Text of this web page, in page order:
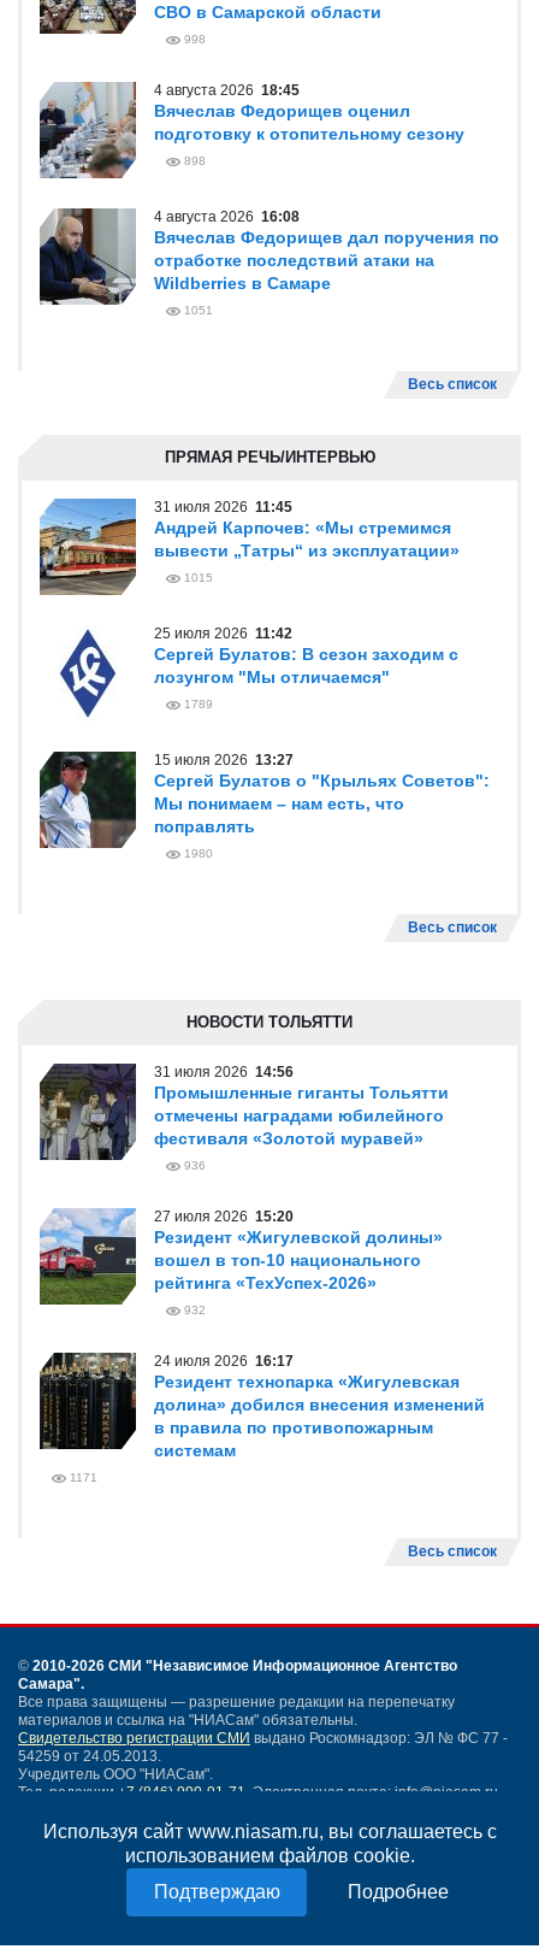
Используя сайт www.niasam.ru, вы соглашаетесь с
использованием файлов cookie.
Подробнее
СВО в Самарской области
998
4 августа 2026 18:45
Вячеслав Федорищев оценил
подготовку к отопительному сезону
898
4 августа 2026 16:08
Вячеслав Федорищев дал поручения по
отработке последствий атаки на
Wildberries в Самаре
1051
Весь список
ПРЯМАЯ РЕЧЬ/ИНТЕРВЬЮ
31 июля 2026 11:45
Андрей Карпочев: «Мы стремимся
вывести „Татры“ из эксплуатации»
1015
25 июля 2026 11:42
Сергей Булатов: В сезон заходим с
лозунгом "Мы отличаемся"
1789
15 июля 2026 13:27
Сергей Булатов о "Крыльях Советов":
Мы понимаем – нам есть, что
поправлять
1980
Весь список
НОВОСТИ ТОЛЬЯТТИ
31 июля 2026 14:56
Промышленные гиганты Тольятти
отмечены наградами юбилейного
фестиваля «Золотой муравей»
936
27 июля 2026 15:20
Резидент «Жигулевской долины»
вошел в топ-10 национального
рейтинга «ТехУспех-2026»
932
24 июля 2026 16:17
Резидент технопарка «Жигулевская
долина» добился внесения изменений
в правила по противопожарным
системам
1171
Весь список
© 2010-2026 СМИ "Независимое Информационное Агентство
Самара".
Все права защищены — разрешение редакции на перепечатку
материалов и ссылка на "НИАСам" обязательны.
Свидетельство регистрации СМИ выдано Роскомнадзор: ЭЛ № ФС 77 -
54259 от 24.05.2013.
Учредитель ООО "НИАСам".
Тел. редакции +7 (846) 990-91-71. Электронная почта: info@niasam.ru
Написать письмо
Политика конфиденциальности